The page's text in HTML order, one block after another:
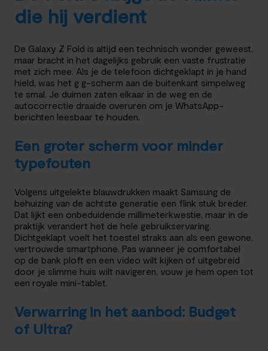
die hij verdient
De Galaxy Z Fold is altijd een technisch wonder geweest,
maar bracht in het dagelijks gebruik een vaste frustratie
met zich mee. Als je de telefoon dichtgeklapt in je hand
hield, was het g g-scherm aan de buitenkant simpelweg
te smal. Je duimen zaten elkaar in de weg en de
autocorrectie draaide overuren om je WhatsApp-
berichten leesbaar te houden.
Een groter scherm voor minder
typefouten
Volgens uitgelekte blauwdrukken maakt Samsung de
behuizing van de achtste generatie een flink stuk breder.
Dat lijkt een onbeduidende millimeterkwestie, maar in de
praktijk verandert het de hele gebruikservaring.
Dichtgeklapt voelt het toestel straks aan als een gewone,
vertrouwde smartphone. Pas wanneer je comfortabel
op de bank ploft en een video wilt kijken of uitgebreid
door je slimme huis wilt navigeren, vouw je hem open tot
een royale mini-tablet.
Verwarring in het aanbod: Budget
of Ultra?